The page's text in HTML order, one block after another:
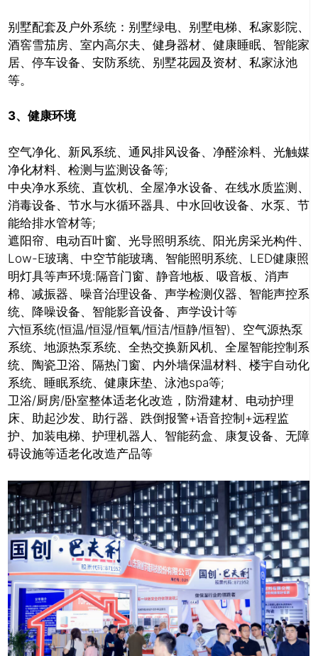
别墅配套及户外系统：别墅绿电、别墅电梯、私家影院、
酒窖雪茄房、室内高尔夫、健身器材、健康睡眠、智能家
居、停车设备、安防系统、别墅花园及资材、私家泳池
等。
3、 健康环境
空气净化、新风系统、通风排风设备、净醛涂料、光触媒
净化材料、检测与监测设备等;
中央净水系统、直饮机、全屋净水设备、在线水质监测、
消毒设备、节水与水循环器具、中水回收设备、水泵、节
能给排水管材等;
遮阳帘、电动百叶窗、光导照明系统、阳光房采光构件、
Low-E玻璃、中空节能玻璃、智能照明系统、LED健康照
明灯具等声环境:隔音门窗、静音地板、吸音板、消声
棉、减振器、噪音治理设备、声学检测仪器、智能声控系
统、降噪设备、智能影音设备、声学设计等
六恒系统(恒温/恒湿/恒氧/恒洁/恒静/恒智)、空气源热泵
系统、地源热泵系统、全热交换新风机、全屋智能控制系
统、陶瓷卫浴、隔热门窗、内外墙保温材料、楼宇自动化
系统、睡眠系统、健康床垫、泳池spa等;
卫浴/厨房/卧室整体适老化改造，防滑建材、电动护理
床、助起沙发、助行器、跌倒报警+语音控制+远程监
护、加装电梯、护理机器人、智能药盒、康复设备、无障
碍设施等适老化改造产品等
关闭